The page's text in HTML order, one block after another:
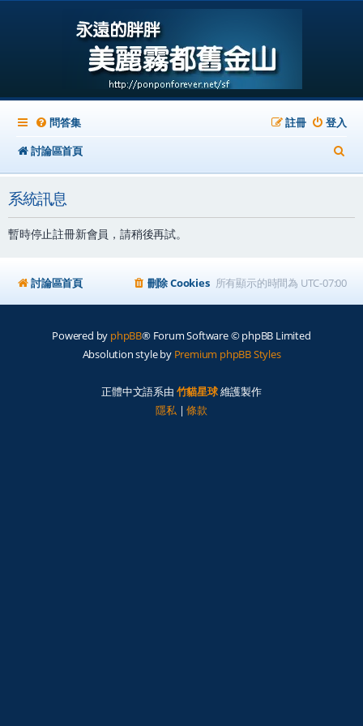
問答集 登入
註冊
討論區首頁
尋
系統訊息
暫時停止註冊新會員，請稍後再試。
討論區首頁 所有顯示的時間為 UTC-07:00
刪除 Cookies
Powered by phpBB® Forum Software © phpBB Limited
Absolution style by Premium phpBB Styles
正體中文語系由 竹貓星球維護製作
隱私|條款